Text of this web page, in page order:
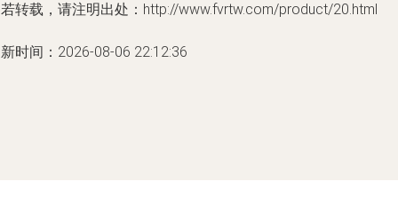
转载，请注明出处：http://www.fvrtw.com/product/20.html
时间：2026-08-06 22:12:36